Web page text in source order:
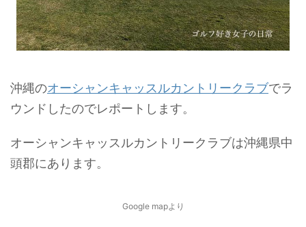
沖縄のオーシャンキャッスルカントリークラブでラ
ウンドしたのでレポートします。
オーシャンキャッスルカントリークラブは沖縄県中
頭郡にあります。
Google mapより